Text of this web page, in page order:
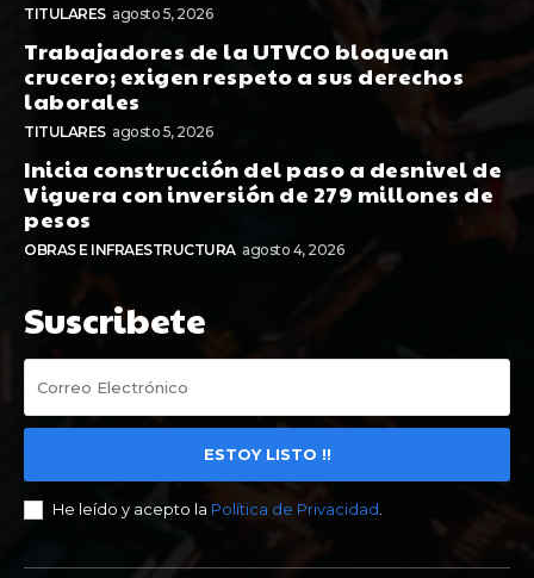
TITULARES agosto 5, 2026
Trabajadores de la UTVCO bloquean
crucero; exigen respeto a sus derechos
laborales
TITULARES agosto 5, 2026
Inicia construcción del paso a desnivel de
Viguera con inversión de 279 millones de
pesos
OBRAS E INFRAESTRUCTURA agosto 4, 2026
Suscribete
ESTOY LISTO !!
He leído y acepto la Política de Privacidad